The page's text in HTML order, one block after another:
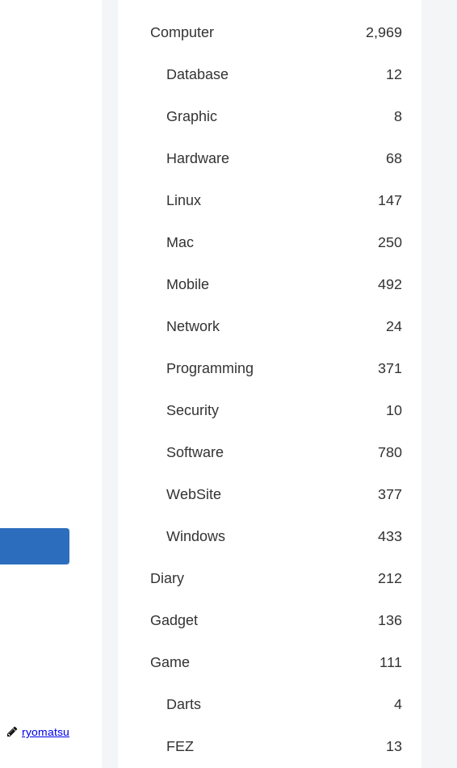
ryomatsu
Computer 2,969
Database 12
Graphic 8
Hardware 68
Linux 147
Mac 250
Mobile 492
Network 24
Programming 371
Security 10
Software 780
WebSite 377
Windows 433
Diary 212
Gadget 136
Game 111
Darts 4
FEZ 13